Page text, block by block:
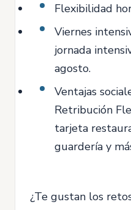
Flexibilidad
Viernes
jornada
agosto.
Ventajas
Retribución
tarjeta
guardería y
¿Te gustan los